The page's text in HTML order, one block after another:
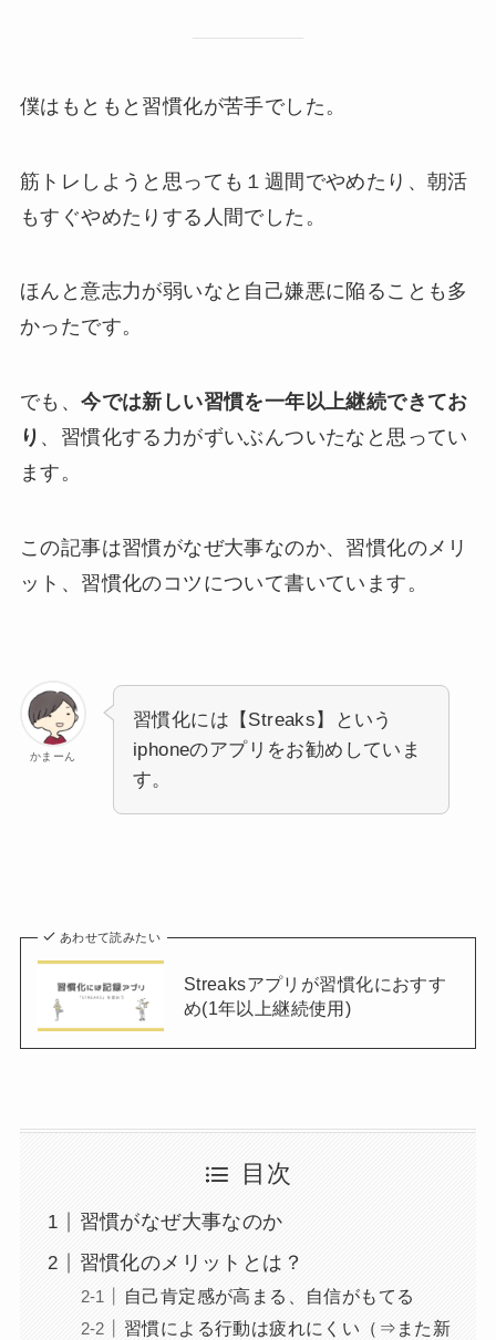
僕はもともと習慣化が苦手でした。
筋トレしようと思っても１週間でやめたり、朝活
もすぐやめたりする人間でした。
ほんと意志力が弱いなと自己嫌悪に陥ることも多
かったです。
でも、今では新しい習慣を一年以上継続できてお
り 、習慣化する力がずいぶんついたなと思ってい
ます。
この記事は習慣がなぜ大事なのか、習慣化のメリ
ット、習慣化のコツについて書いています。
かまーん
習慣化には 【Streaks】
という
iphoneのアプリをお勧めしていま
す。
あわせて読みたい
Streaksアプリが習慣化におすす
め(1年以上継続使用)
目次
習慣がなぜ大事なのか
習慣化のメリットとは？
自己肯定感が高まる、自信がもてる
習慣による行動は疲れにくい（⇒また新